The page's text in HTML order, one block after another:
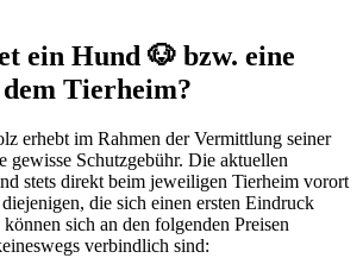
ein Hund 🐶 bzw. eine
Tierheim?
erhebt im Rahmen der Vermittlung seiner
gewisse Schutzgebühr. Die aktuellen
stets direkt beim jeweiligen Tierheim vorort
die sich einen ersten Eindruck
sich an den folgenden Preisen
verbindlich sind: